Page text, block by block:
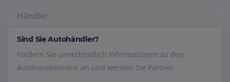
Händler
Sind Sie Autohändler?
Fordern Sie unverbindlich Informationen zu den
Autohauskennern an und werden Sie Partner